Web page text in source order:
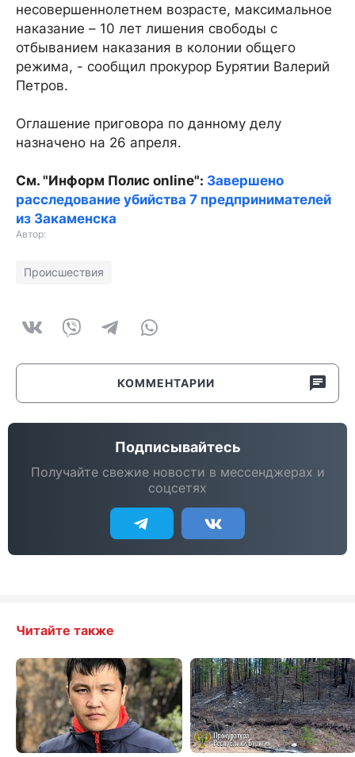
несовершеннолетнем возрасте, максимальное
наказание – 10 лет лишения свободы с
отбыванием наказания в колонии общего
режима, - сообщил прокурор Бурятии Валерий
Петров.
Оглашение приговора по данному делу
назначено на 26 апреля.
См. "Информ Полис online": Завершено
расследование убийства 7 предпринимателей
из Закаменска
Автор:
Происшествия
КОММЕНТАРИИ
Подписывайтесь
Получайте свежие новости в мессенджерах и
соцсетях
Читайте также